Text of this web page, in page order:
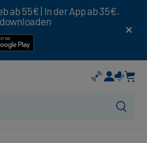
ab 55€ | In der App ab 35€.